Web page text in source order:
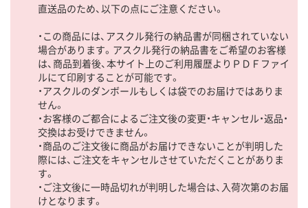
直送品のため、以下の点にご注意ください。
・この商品には、アスクル発行の納品書が同梱されていない
場合があります。アスクル発行の納品書をご希望のお客様
は、商品到着後、本サイト上のご利用履歴よりＰＤＦファイ
ルにて印刷することが可能です。
・アスクルのダンボールもしくは袋でのお届けではありま
せん。
・お客様のご都合によるご注文後の変更・キャンセル・返品・
交換はお受けできません。
・商品のご注文後に商品がお届けできないことが判明した
際には、ご注文をキャンセルさせていただくことがありま
す。
・ご注文後に一時品切れが判明した場合は、入荷次第のお届
けとなります。